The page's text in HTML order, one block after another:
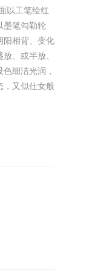
以工笔绘红
墨笔勾勒轮
阳相背、变化
、或半放、
细洁光润，
，又似仕女般